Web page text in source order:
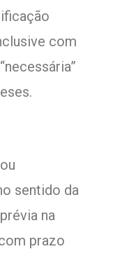
com
sentido da
na
prazo